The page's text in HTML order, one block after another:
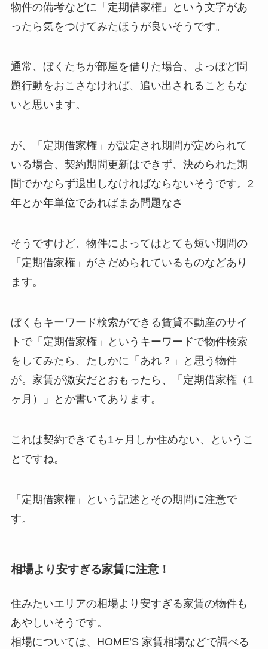
物件の備考などに「定期借家権」という文字があ
ったら気をつけてみたほうが良いそうです。
通常、ぼくたちが部屋を借りた場合、よっぽど問
題行動をおこさなければ、追い出されることもな
いと思います。
が、「定期借家権」が設定され期間が定められて
いる場合、契約期間更新はできず、決められた期
間でかならず退出しなければならないそうです。2
年とか年単位であればまあ問題なさ
そうですけど、物件によってはとても短い期間の
「定期借家権」がさだめられているものなどあり
ます。
ぼくもキーワード検索ができる賃貸不動産のサイ
トで「定期借家権」というキーワードで物件検索
をしてみたら、たしかに「あれ？」と思う物件
が。家賃が激安だとおもったら、「定期借家権（1
ヶ月）」とか書いてあります。
これは契約できても1ヶ月しか住めない、というこ
とですね。
「定期借家権」という記述とその期間に注意で
す。
相場より安すぎる家賃に注意！
住みたいエリアの相場より安すぎる家賃の物件も
あやしいそうです。
相場については、HOME’S 家賃相場などで調べる